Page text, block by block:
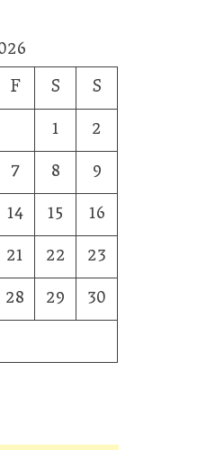
F S
S
1
2
7 8
9
14 15
16
21 22
23
28 29
30